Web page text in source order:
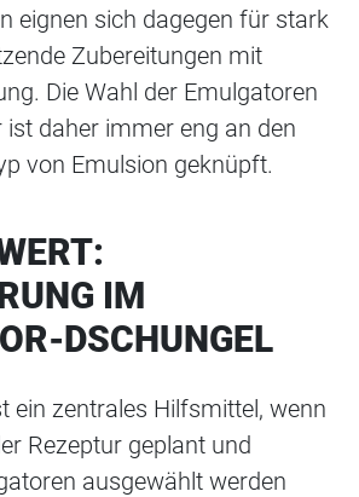
eignen sich dagegen für stark
Zubereitungen mit
Die Wahl der Emulgatoren
ist daher immer eng an den
von Emulsion geknüpft.
IM
DSCHUNGEL
ein zentrales Hilfsmittel, wenn
Rezeptur geplant und
ausgewählt werden